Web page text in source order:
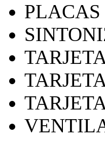
PLACAS